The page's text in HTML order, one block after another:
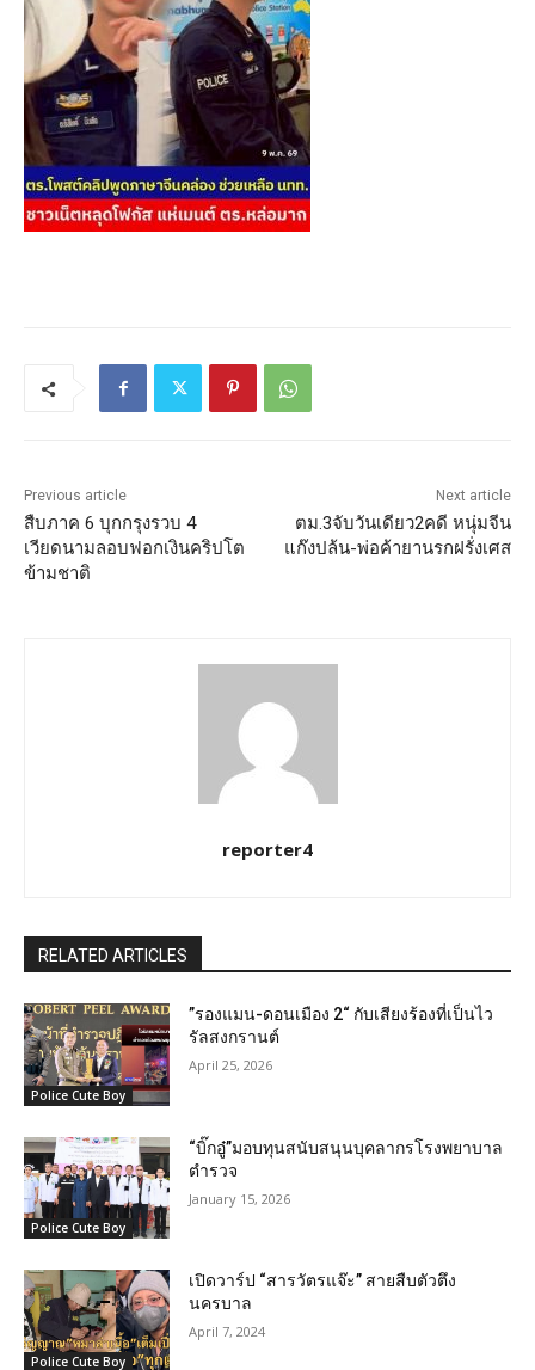
Previous article
สืบภาค 6 บุกกรุงรวบ 4
เวียดนามลอบฟอกเงินคริปโต
ข้ามชาติ
Next article
ตม.3จับวันเดียว2คดี หนุ่มจีน
แก๊งปล้น-พ่อค้ายานรกฝรั่งเศส
reporter4
RELATED ARTICLES
Police Cute Boy
”รองแมน-ดอนเมือง 2“ กับเสียงร้องที่เป็นไว
รัลสงกรานต์
April 25, 2026
Police Cute Boy
“บิ๊กอู๋”มอบทุนสนับสนุนบุคลากรโรงพยาบาล
ตำรวจ
January 15, 2026
Police Cute Boy
เปิดวาร์ป “สารวัตรแจ๊ะ” สายสืบตัวตึง
นครบาล
April 7, 2024